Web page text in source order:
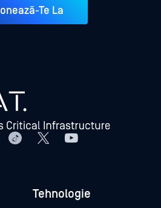
Te La
Tehnologie